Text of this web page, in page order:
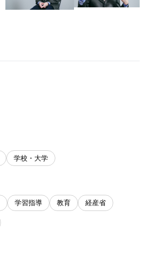
学校・大学
学習指導 教育 経産省